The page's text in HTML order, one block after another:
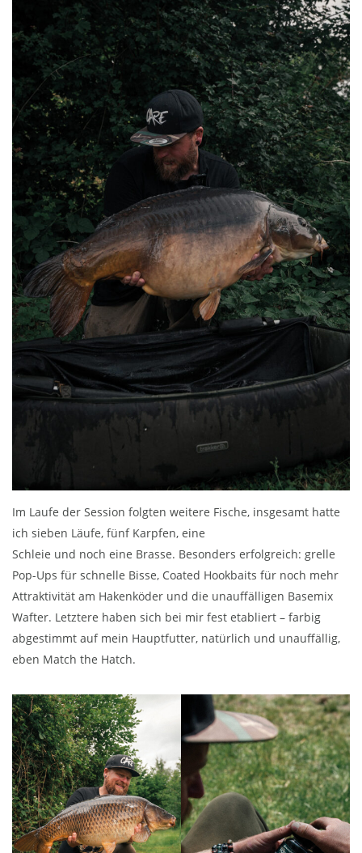
Im Laufe der Session folgten weitere Fische, insgesamt hatte
ich sieben Läufe, fünf Karpfen, eine
Schleie und noch eine Brasse. Besonders erfolgreich: grelle
Pop-Ups für schnelle Bisse, Coated Hookbaits für noch mehr
Attraktivität am Hakenköder und die unauffälligen Basemix
Wafter. Letztere haben sich bei mir fest etabliert – farbig
abgestimmt auf mein Hauptfutter, natürlich und unauffällig,
eben Match the Hatch.